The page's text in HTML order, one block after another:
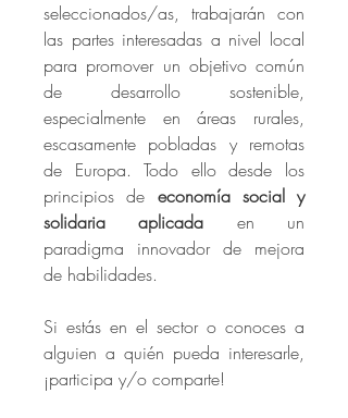
seleccionados/as, trabajarán con
las partes interesadas a nivel local
para promover un objetivo común
de desarrollo sostenible,
especialmente en áreas rurales,
escasamente pobladas y remotas
de Europa. Todo ello desde los
principios de economía social y
solidaria aplicada en un
paradigma innovador de mejora
de habilidades.
Si estás en el sector o conoces a
alguien a quién pueda interesarle,
¡participa y/o comparte!